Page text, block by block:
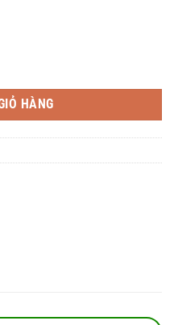
HÀNG